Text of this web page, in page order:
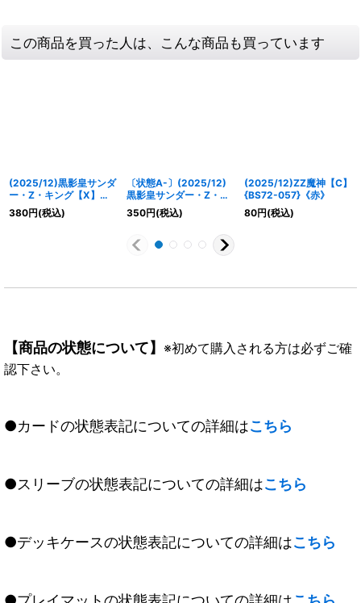
この商品を買った人は、こんな商品も買っています
(2025/12)黒影皇サンダ
ー・Z・キング【X】
{BS72-X01}《赤》
380円(税込)
〔状態A-〕(2025/12)
黒影皇サンダー・Z・キ
ング【X】{BS72-X01}
《赤》
350円(税込)
(2025/12)ZZ魔神【C】
{BS72-057}《赤》
80円(税込)
【商品の状態について】 ※初めて購入される方は必ずご確
認下さい。
●カードの状態表記についての詳細はこちら
●スリーブの状態表記についての詳細はこちら
●デッキケースの状態表記についての詳細はこちら